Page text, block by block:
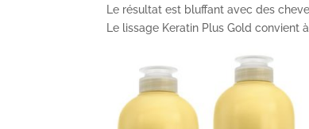
Le résultat est bluffant avec des
Le lissage Keratin Plus Gold convient